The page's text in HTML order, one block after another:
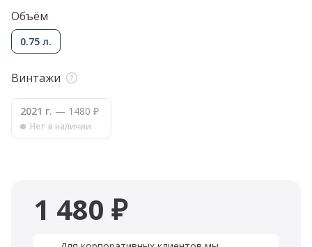
Объём
0.75 л.
Винтажи
2021 г. — 1480 ₽
Нет в наличии
1 480 ₽